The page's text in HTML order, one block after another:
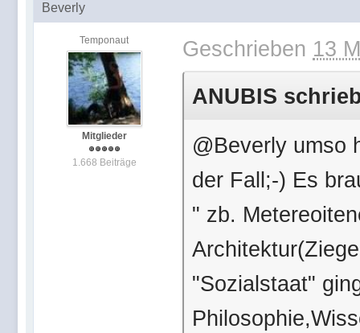
Beverly
Temponaut
Mitglieder
1.668 Beiträge
Geschrieben 13
ANUBIS
@Beverly umso
der Fall;-) Es
" zb.
"Sozialstaat"